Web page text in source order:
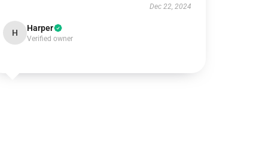
Dec 22, 2024
H Harper
Verified owner